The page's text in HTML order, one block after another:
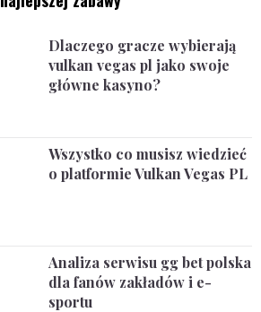
Dlaczego gracze wybierają
vulkan vegas pl jako swoje
główne kasyno?
Wszystko co musisz wiedzieć
o platformie Vulkan Vegas PL
Analiza serwisu gg bet polska
dla fanów zakładów i e-
sportu